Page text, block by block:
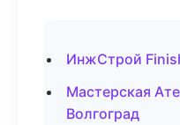
ИнжСтрой
Мастерская
Волгоград